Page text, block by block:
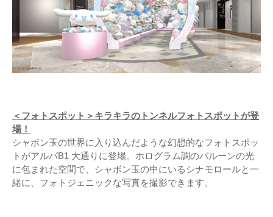
＜フォトスポット＞キラキラのトンネルフォトスポットが登
場！
シャボン玉の世界に入り込んだような幻想的なフォトスポッ
トがアルパB1 大通りに登場。ホログラム調のバルーンの光
に包まれた空間で、シャボン玉の中にいるシナモロールと一
緒に、フォトジェニックな写真を撮影できます。